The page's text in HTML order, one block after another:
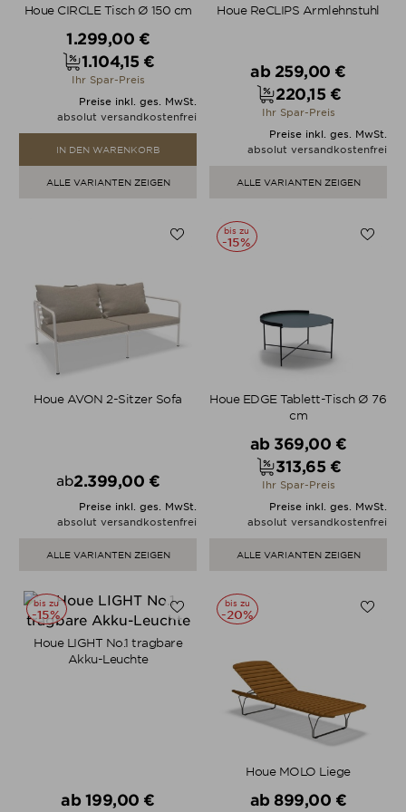
Houe CIRCLE Tisch Ø 150 cm
Verkaufspreis
1.299,00 €
Preis
1.104,15 €
Ihr Spar-Preis
Preise inkl. ges. MwSt.
absolut versandkostenfrei
IN DEN WARENKORB
ALLE VARIANTEN ZEIGEN
Houe ReCLIPS Armlehnstuhl
Verkaufspreis
ab 259,00 €
Preis
220,15 €
Ihr Spar-Preis
Preise inkl. ges. MwSt.
absolut versandkostenfrei
ALLE VARIANTEN ZEIGEN
Houe AVON 2-Sitzer Sofa
ab
Preis
2.399,00 €
Preise inkl. ges. MwSt.
absolut versandkostenfrei
ALLE VARIANTEN ZEIGEN
bis zu
-15%
Houe EDGE Tablett-Tisch Ø 76
cm
Verkaufspreis
ab 369,00 €
Preis
313,65 €
Ihr Spar-Preis
Preise inkl. ges. MwSt.
absolut versandkostenfrei
ALLE VARIANTEN ZEIGEN
bis zu
-15%
Houe LIGHT No.1 tragbare
Akku-Leuchte
Verkaufspreis
ab 199,00 €
bis zu
-20%
Houe MOLO Liege
Verkaufspreis
ab 899,00 €